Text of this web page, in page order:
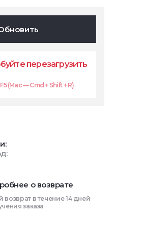
перезагрузить
(Mac — Cmd + Shift + R)
о возврате
в течение 14 дней
заказа